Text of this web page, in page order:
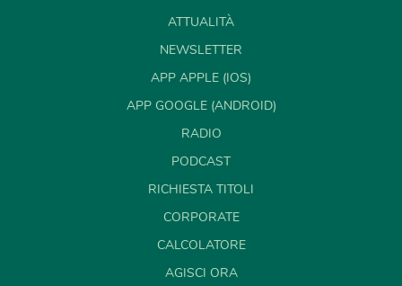
ATTUALITÀ
NEWSLETTER
APP APPLE (IOS)
APP GOOGLE (ANDROID)
RADIO
PODCAST
RICHIESTA TITOLI
CORPORATE
CALCOLATORE
AGISCI ORA